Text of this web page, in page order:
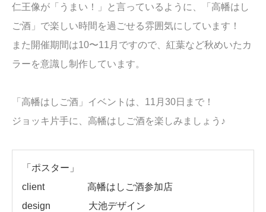
仁王像が「うまい！」と言っているように、「 高幡はし
ご酒」で楽しい時間を過ごせる雰囲気にしています！
また開催期間は10〜11月ですので、紅葉など秋めいたカ
ラーを意識し制作しています。
「 高幡はしご酒」イベントは、11月30日まで！
ジョッキ片手に、高幡はしご酒を楽しみましょう♪
「 ポスター」
client 高幡はしご酒参加店
design 大池デザイン